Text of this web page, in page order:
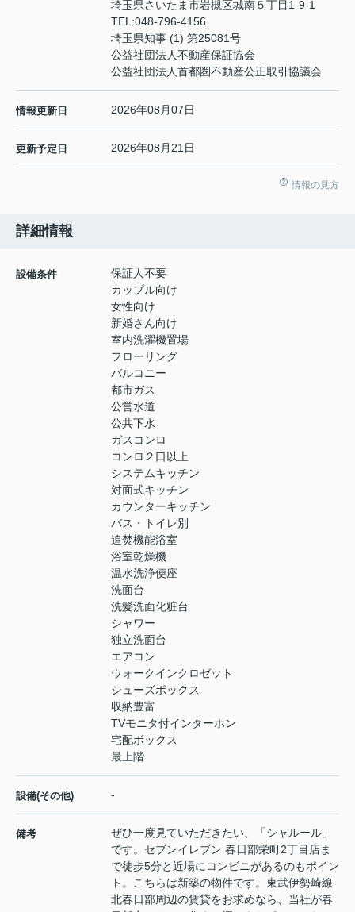
埼玉県さいたま市岩槻区城南５丁目1-9-1
TEL:048-796-4156
埼玉県知事 (1) 第25081号
公益社団法人不動産保証協会
公益社団法人首都圏不動産公正取引協議会
情報更新日 2026年08月07日
更新予定日 2026年08月21日
情報の見方
詳細情報
設備条件
保証人不要
カップル向け
女性向け
新婚さん向け
室内洗濯機置場
フローリング
バルコニー
都市ガス
公営水道
公共下水
ガスコンロ
コンロ２口以上
システムキッチン
対面式キッチン
カウンターキッチン
バス・トイレ別
追焚機能浴室
浴室乾燥機
温水洗浄便座
洗面台
洗髪洗面化粧台
シャワー
独立洗面台
エアコン
ウォークインクロゼット
シューズボックス
収納豊富
TVモニタ付インターホン
宅配ボックス
最上階
設備(その他) -
備考
ぜひ一度見ていただきたい、「シャルール」
です。セブンイレブン 春日部栄町2丁目店ま
で徒歩5分と近場にコンビニがあるのもポイン
ト。こちらは新築の物件です。東武伊勢崎線
北春日部周辺の賃貸をお求めなら、当社が春